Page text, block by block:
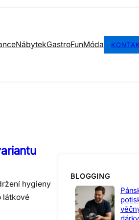
NábytekGastroFunMóda
hygieny
látkové
BLOGGING